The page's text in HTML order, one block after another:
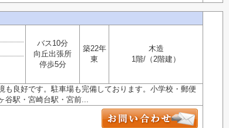
バス10分
向丘出張所
停歩5分
築22年
東
木造
1階/（2階建）
良好です。駐車場も完備しております。小学校・郵便
谷駅・宮崎台駅・宮前...